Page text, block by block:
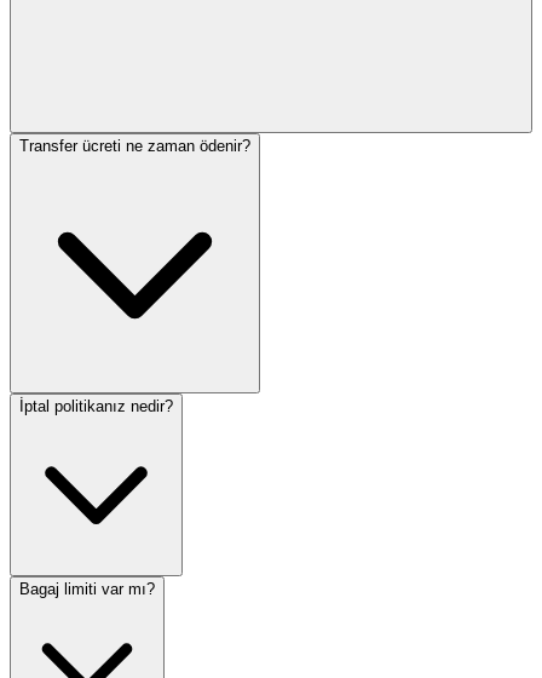
Transfer ücreti ne zaman ödenir?
İptal politikanız nedir?
Bagaj limiti var mı?